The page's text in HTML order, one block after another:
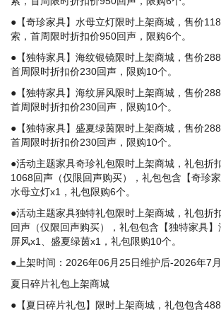
●【奇珍家具】水母立灯限时上架商城，售价
索，首周限时折扣价950回声，限购6个。
●【独特家具】海纹银镜限时上架商城，售价
首周限时折扣价230回声，限购10个。
●【独特家具】海纹屏风限时上架商城，售价
首周限时折扣价230回声，限购10个。
●【独特家具】盛夏绿茵限时上架商城，售价
首周限时折扣价230回声，限购10个。
●活动主题家具奇珍礼包限时上架商城，礼包折
1068回声（仅限回声购买），礼包包含【奇珍家
水母立灯x1，礼包限购6个。
●活动主题家具独特礼包限时上架商城，礼包折
回声（仅限回声购买），礼包包含【独特家具
屏风x1、盛夏绿茵x1，礼包限购10个。
●上架时间：2026年06月25日维护后-2026年7
夏日碎片礼包上架商城
●【夏日碎片礼包】限时上架商城，礼包包含